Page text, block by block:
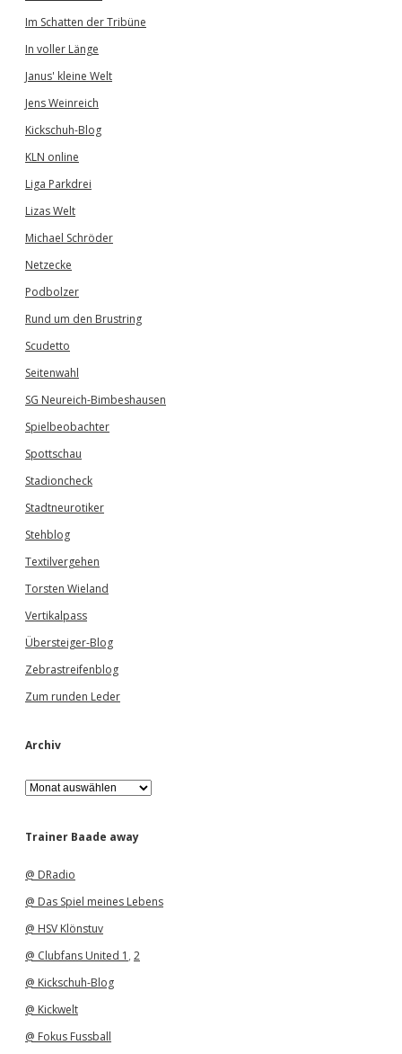
Im Schatten der Tribüne
In voller Länge
Janus' kleine Welt
Jens Weinreich
Kickschuh-Blog
KLN online
Liga Parkdrei
Lizas Welt
Michael Schröder
Netzecke
Podbolzer
Rund um den Brustring
Scudetto
Seitenwahl
SG Neureich-Bimbeshausen
Spielbeobachter
Spottschau
Stadioncheck
Stadtneurotiker
Stehblog
Textilvergehen
Torsten Wieland
Vertikalpass
Übersteiger-Blog
Zebrastreifenblog
Zum runden Leder
Archiv
A
r
h
Trainer Baade away
@ DRadio
@ Das Spiel meines Lebens
@ HSV Klönstuv
@ Clubfans United 1 , 2
@ Kickschuh-Blog
@ Kickwelt
@ Fokus Fussball